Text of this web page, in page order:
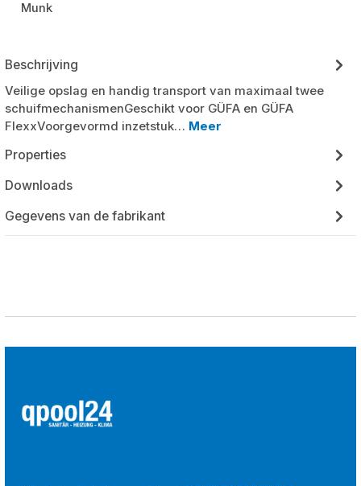
Munk
Beschrijving
Veilige opslag en handig transport van maximaal twee
schuifmechanismenGeschikt voor GÜFA en GÜFA
FlexxVoorgevormd inzetstuk… Meer
Properties
Downloads
Gegevens van de fabrikant